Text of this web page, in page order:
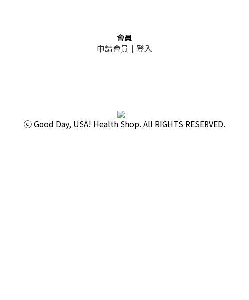
會員
申請會員 ｜ 登入
ⓒ Good Day, USA! Health Shop. All RIGHTS RESERVED.